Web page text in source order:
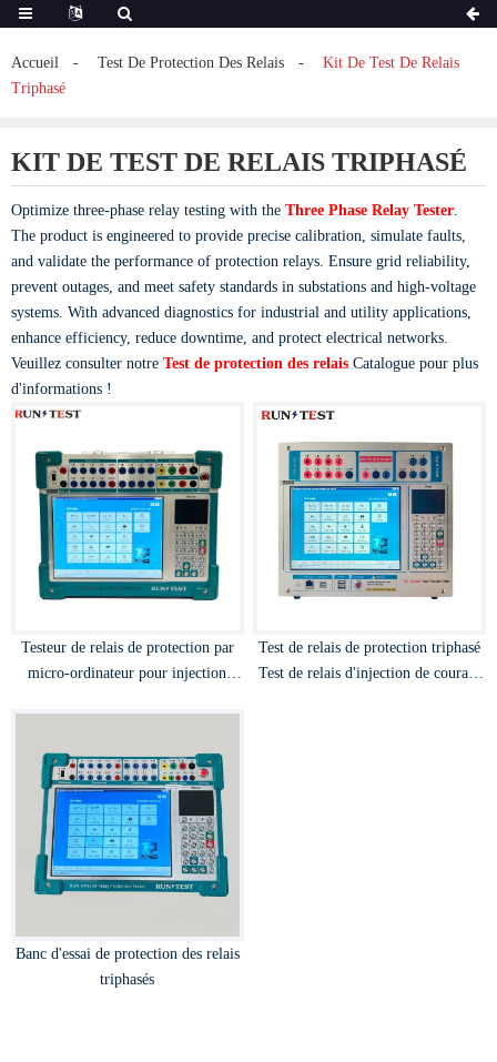
Accueil Test De Protection Des Relais
Kit De Test De Relais
Triphasé
KIT DE TEST DE RELAIS TRIPHASÉ
Optimize three-phase relay testing with the Three Phase Relay Tester.
The product is engineered to provide precise calibration, simulate faults,
and validate the performance of protection relays. Ensure grid reliability,
prevent outages, and meet safety standards in substations and high-voltage
systems. With advanced diagnostics for industrial and utility applications,
enhance efficiency, reduce downtime, and protect electrical networks.
Veuillez consulter notre Test de protection des relais Catalogue pour plus
d'informations !
Testeur de relais de protection par
micro-ordinateur pour injection
Test de relais de protection triphasé
Test de relais d'injection de courant
Banc d'essai de protection des relais
triphasés